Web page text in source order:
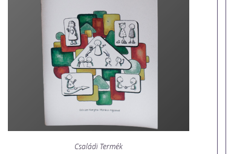
Családi Termék